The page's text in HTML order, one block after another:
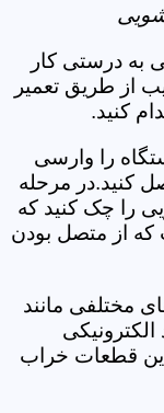
به درستی کار
از طریق تعمیر
کنید.
را وارسی
کنید.در مرحله
را چک کنید که
که از متصل بودن
مختلفی مانند
قطعات خراب